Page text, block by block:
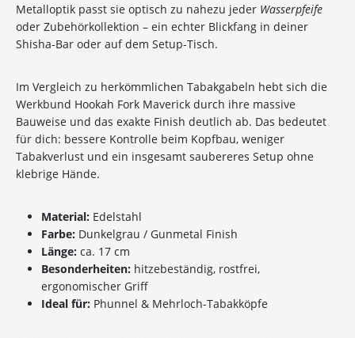
Metalloptik passt sie optisch zu nahezu jeder Wasserpfeife
oder Zubehörkollektion – ein echter Blickfang in deiner
Shisha-Bar oder auf dem Setup-Tisch.
Im Vergleich zu herkömmlichen Tabakgabeln hebt sich die
Werkbund Hookah Fork Maverick durch ihre massive
Bauweise und das exakte Finish deutlich ab. Das bedeutet
für dich: bessere Kontrolle beim Kopfbau, weniger
Tabakverlust und ein insgesamt saubereres Setup ohne
klebrige Hände.
Material: Edelstahl
Farbe: Dunkelgrau / Gunmetal Finish
Länge: ca. 17 cm
Besonderheiten: hitzebeständig, rostfrei,
ergonomischer Griff
Ideal für: Phunnel & Mehrloch-Tabakköpfe
auf deine Bestellung
Sichere dir jetzt 10% Rabatt* auf deine Bestellung
bei Wolke7ShishaShop.de!
Nutze unseren exklusiven Rabattcode und spare bei
deiner nächsten Bestellung in unserem Online-Shop.
Shisha-Produkten, Tabaksorten und Zubehör – alles,
was du für das perfekte Shisha-Erlebnis brauchst!
*Gilt nicht für Tabakwaren, Vapes, Liquid, Kohle und Xkah
Anmelden